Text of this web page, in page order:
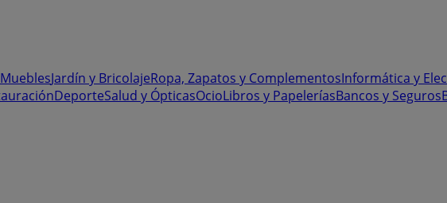
Jardín y BricolajeRopa, Zapatos y ComplementosInformática y
DeporteSalud y ÓpticasOcioLibros y PapeleríasBancos y Seguros